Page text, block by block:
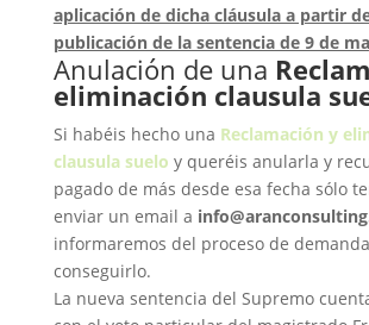
aplicación de dicha cláusula a partir
publicación de la sentencia de 9 de
Anulación de una
eliminación clausula
Si habéis hecho una Reclamación y
clausula suelo y queréis anularla y
pagado de más desde esa fecha sólo
enviar un email a
informaremos del proceso de
conseguirlo.
La nueva sentencia del Supremo